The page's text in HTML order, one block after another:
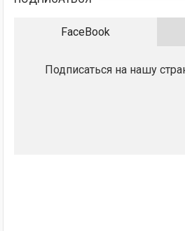
FaceBook
Подписаться на нашу